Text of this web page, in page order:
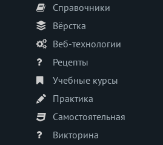
Справочники
Вёрстка
Веб-технологии
Рецепты
Учебные курсы
Практика
Самостоятельная
Викторина